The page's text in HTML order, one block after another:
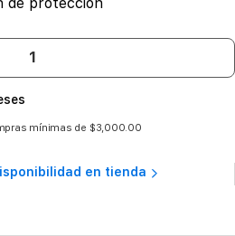
de protección
mínimas de $3,000.00
en tienda